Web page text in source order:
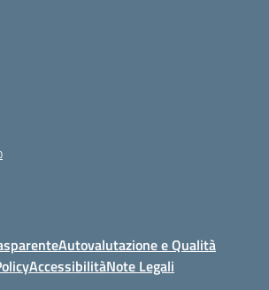
Autovalutazione e Qualità
AccessibilitàNote Legali